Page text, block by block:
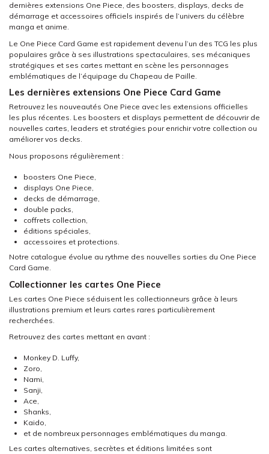
dernières extensions One Piece, des boosters, displays, decks de
démarrage et accessoires officiels inspirés de l’univers du célèbre
manga et anime.
Le One Piece Card Game est rapidement devenu l’un des TCG les plus
populaires grâce à ses illustrations spectaculaires, ses mécaniques
stratégiques et ses cartes mettant en scène les personnages
emblématiques de l’équipage du Chapeau de Paille.
Les dernières extensions One Piece Card Game
Retrouvez les nouveautés One Piece avec les extensions officielles
les plus récentes. Les boosters et displays permettent de découvrir de
nouvelles cartes, leaders et stratégies pour enrichir votre collection ou
améliorer vos decks.
Nous proposons régulièrement :
boosters One Piece,
displays One Piece,
decks de démarrage,
double packs,
coffrets collection,
éditions spéciales,
accessoires et protections.
Notre catalogue évolue au rythme des nouvelles sorties du One Piece
Card Game.
Collectionner les cartes One Piece
Les cartes One Piece séduisent les collectionneurs grâce à leurs
illustrations premium et leurs cartes rares particulièrement
recherchées.
Retrouvez des cartes mettant en avant :
Monkey D. Luffy,
Zoro,
Nami,
Sanji,
Ace,
Shanks,
Kaido,
et de nombreux personnages emblématiques du manga.
Les cartes alternatives, secrètes et éditions limitées sont